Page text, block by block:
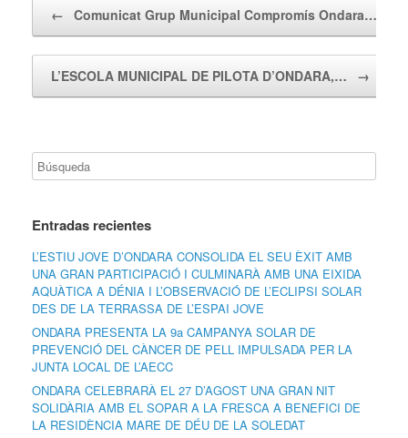
← Comunicat Grup Municipal Compromís Ondara…
L’ESCOLA MUNICIPAL DE PILOTA D’ONDARA,… →
Entradas recientes
L’ESTIU JOVE D’ONDARA CONSOLIDA EL SEU ÈXIT AMB
UNA GRAN PARTICIPACIÓ I CULMINARÀ AMB UNA EIXIDA
AQUÀTICA A DÉNIA I L’OBSERVACIÓ DE L’ECLIPSI SOLAR
DES DE LA TERRASSA DE L’ESPAI JOVE
ONDARA PRESENTA LA 9a CAMPANYA SOLAR DE
PREVENCIÓ DEL CÀNCER DE PELL IMPULSADA PER LA
JUNTA LOCAL DE L’AECC
ONDARA CELEBRARÀ EL 27 D’AGOST UNA GRAN NIT
SOLIDÀRIA AMB EL SOPAR A LA FRESCA A BENEFICI DE
LA RESIDÈNCIA MARE DE DÉU DE LA SOLEDAT